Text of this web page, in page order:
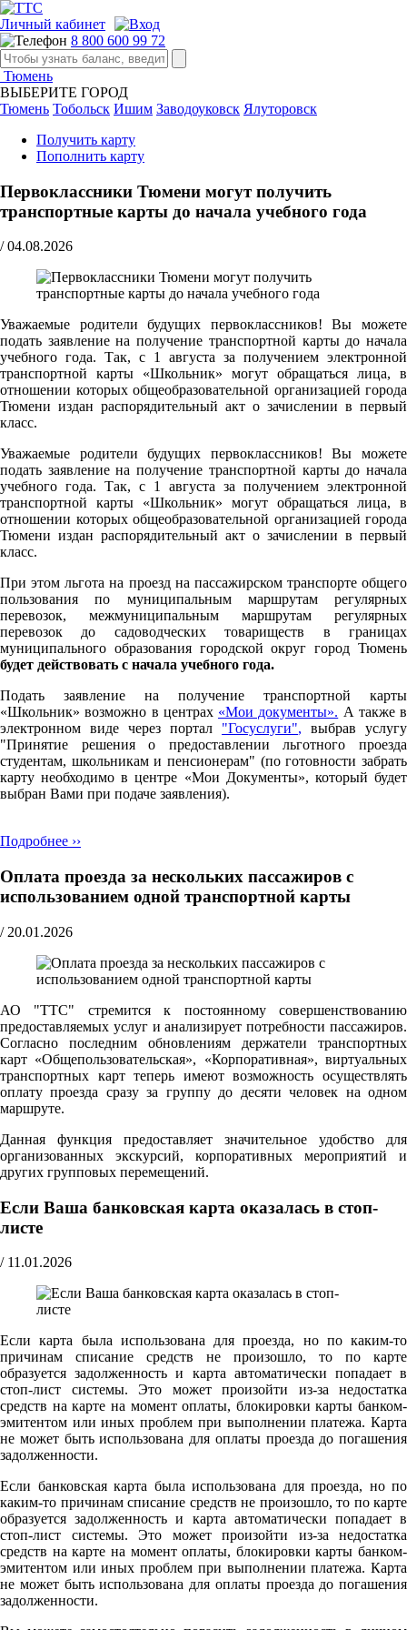
Личный кабинет
8 800 600 99 72
Тюмень
ВЫБЕРИТЕ ГОРОД
Тюмень Тобольск Ишим Заводоуковск Ялуторовск
Получить карту
Пополнить карту
Первоклассники Тюмени могут получить
транспортные карты до начала учебного года
/ 04.08.2026
Уважаемые родители будущих первоклассников! Вы можете
подать заявление на получение транспортной карты до начала
учебного года. Так, с 1 августа за получением электронной
транспортной карты «Школьник» могут обращаться лица, в
отношении которых общеобразовательной организацией города
Тюмени издан распорядительный акт о зачислении в первый
класс.
Уважаемые родители будущих первоклассников! Вы можете
подать заявление на получение транспортной карты до начала
учебного года. Так, с 1 августа за получением электронной
транспортной карты «Школьник» могут обращаться лица, в
отношении которых общеобразовательной организацией города
Тюмени издан распорядительный акт о зачислении в первый
класс.
При этом льгота на проезд на пассажирском транспорте общего
пользования по муниципальным маршрутам регулярных
перевозок, межмуниципальным маршрутам регулярных
перевозок до садоводческих товариществ в границах
муниципального образования городской округ город Тюмень
будет действовать с начала учебного года.
Подать заявление на получение транспортной карты
«Школьник» возможно в центрах «Мои документы». А также в
электронном виде через портал "Госуслуги", выбрав услугу
"Принятие решения о предоставлении льготного проезда
студентам, школьникам и пенсионерам" (по готовности забрать
карту необходимо в центре «Мои Документы», который будет
выбран Вами при подаче заявления).
Подробнее ››
Оплата проезда за нескольких пассажиров с
использованием одной транспортной карты
/ 20.01.2026
АО "ТТС" стремится к постоянному совершенствованию
предоставляемых услуг и анализирует потребности пассажиров.
Согласно последним обновлениям держатели транспортных
карт «Общепользовательская», «Корпоративная», виртуальных
транспортных карт теперь имеют возможность осуществлять
оплату проезда сразу за группу до десяти человек на одном
маршруте.
Данная функция предоставляет значительное удобство для
организованных экскурсий, корпоративных мероприятий и
других групповых перемещений.
Если Ваша банковская карта оказалась в стоп-
листе
/ 11.01.2026
Если карта была использована для проезда, но по каким-то
причинам списание средств не произошло, то по карте
образуется задолженность и карта автоматически попадает в
стоп-лист системы. Это может произойти из-за недостатка
средств на карте на момент оплаты, блокировки карты банком-
эмитентом или иных проблем при выполнении платежа. Карта
не может быть использована для оплаты проезда до погашения
задолженности.
Если банковская карта была использована для проезда, но по
каким-то причинам списание средств не произошло, то по карте
образуется задолженность и карта автоматически попадает в
стоп-лист системы. Это может произойти из-за недостатка
средств на карте на момент оплаты, блокировки карты банком-
эмитентом или иных проблем при выполнении платежа. Карта
не может быть использована для оплаты проезда до погашения
задолженности.